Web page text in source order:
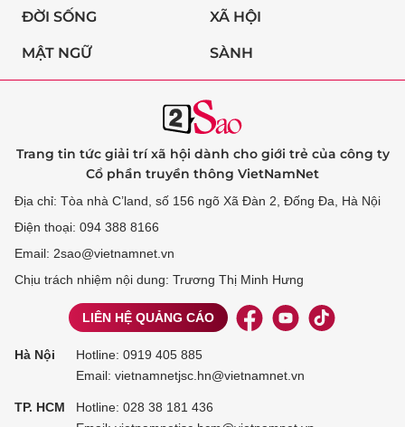
ĐỜI SỐNG XÃ HỘI
MẬT NGỮ SÀNH
Trang tin tức giải trí xã hội dành cho giới trẻ của công ty
Cổ phần truyền thông VietNamNet
Địa chỉ: Tòa nhà C’land, số 156 ngõ Xã Đàn 2, Đống Đa, Hà Nội
Điện thoại: 094 388 8166
Email: 2sao@vietnamnet.vn
Chịu trách nhiệm nội dung: Trương Thị Minh Hưng
LIÊN HỆ QUẢNG CÁO
Hà Nội Hotline: 0919 405 885
Email: vietnamnetjsc.hn@vietnamnet.vn
TP. HCM Hotline: 028 38 181 436